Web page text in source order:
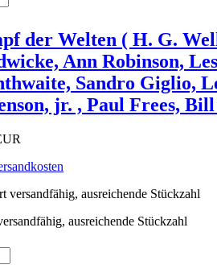
der Welten ( H. G.
Ann Robinson,
Sandro Giglio,
jr. , Paul Frees,
ausreichende Stückzahl